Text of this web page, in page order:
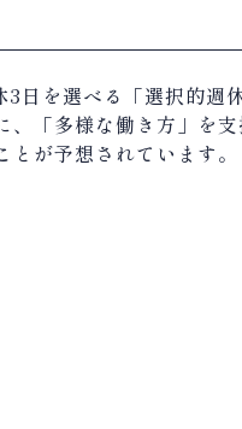
3 日を選べる「選択的週
「多様な働き方」を
が予想されています。